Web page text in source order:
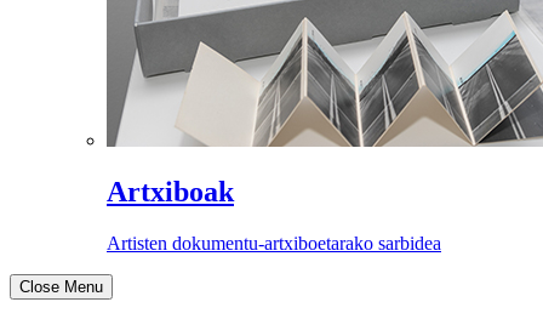
Artxiboak
Artisten dokumentu-artxiboetarako sarbidea
Close Menu